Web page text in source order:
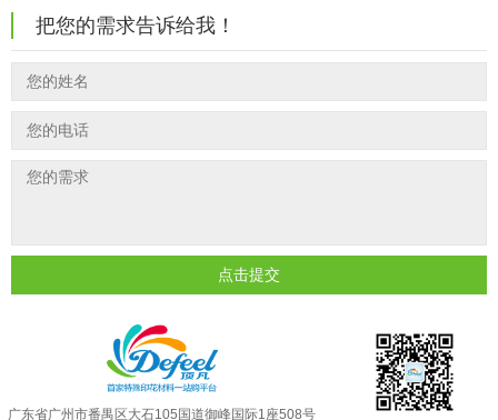
温变粉耐温真相：注塑"高温炼...
夜间安全卫士：丝印反光粉搭配全攻...
温变粉丝印到底用多少目网版？这篇...
反光粉是永久有效的吗？能用多久？
超细反光粉需要搭配什么胶浆使用？ 2025-06-03
反光粉能用在注塑工艺上吗？ 2025-06-02
把您的需求告诉给我！
点击提交
广东省广州市番禺区大石105国道御峰国际1座508号